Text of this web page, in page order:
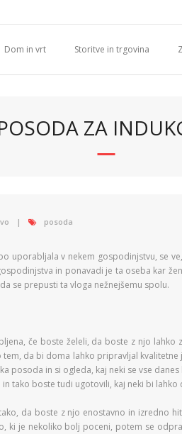
Dom in vrt Storitve in trgovina
ZA
posoda
uporabljala v nekem gospodinjstvu, se
in ponavadi je ta oseba kar
se prepusti ta vloga nežnejšemu spolu.
če boste želeli, da boste z njo
tem, da bi doma lahko pripravljal
posoda in si ogleda, kaj neki se vse
tako boste tudi ugotovili, kaj neki bi
da boste z njo enostavno in izredno
ki je nekoliko bolj poceni, potem se